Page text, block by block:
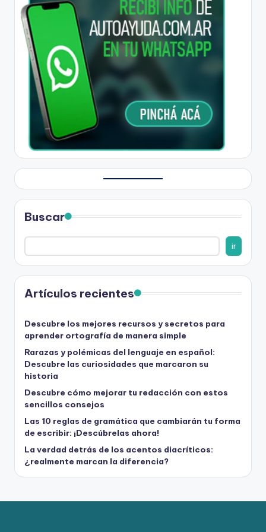
Buscar
ir
Artículos recientes
Descubre los mejores recursos y secretos para
aprender ortografía de manera simple
Rarazas y polémicas del lenguaje en español:
Descubre las curiosidades que marcaron su
historia
Descubre cómo mejorar tu redacción con estos
sencillos consejos
Las 10 reglas de gramática que cambiarán tu forma
de escribir: ¡Descúbrelas ahora!
La verdad detrás de los acentos diacríticos:
¿realmente marcan la diferencia?